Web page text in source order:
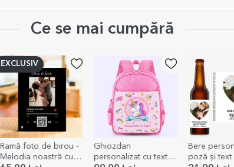
Ce se mai cumpără
Ghiozdan
personalizat cu text -
Bere personalizată cu
poză și text - Love
Felicitare